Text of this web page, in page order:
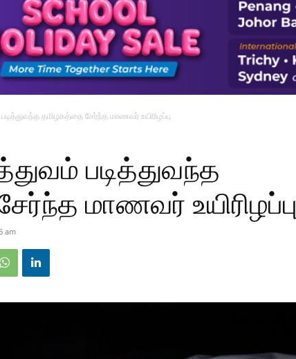
தமிழகத்தை சேர்ந்த மாணவர் உயிரிழப்பு
படித்துவந்த
மாணவர் உயிரிழப்பு
am